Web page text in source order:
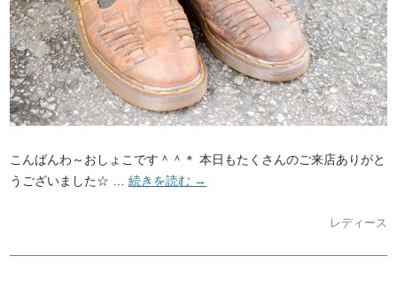
こんばんわ～おしょこです＾＾＊ 本日もたくさんのご来店ありがと
うございました☆ …続きを読む →
レディース